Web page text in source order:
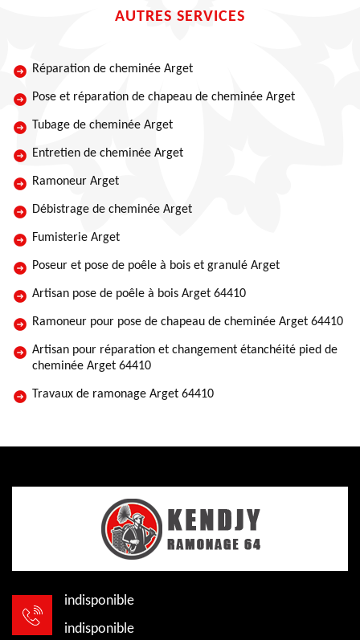
AUTRES SERVICES
Réparation de cheminée Arget
Pose et réparation de chapeau de cheminée Arget
Tubage de cheminée Arget
Entretien de cheminée Arget
Ramoneur Arget
Débistrage de cheminée Arget
Fumisterie Arget
Poseur et pose de poêle à bois et granulé Arget
Artisan pose de poêle à bois Arget 64410
Ramoneur pour pose de chapeau de cheminée Arget 64410
Artisan pour réparation et changement étanchéité pied de
cheminée Arget 64410
Travaux de ramonage Arget 64410
indisponible
indisponible